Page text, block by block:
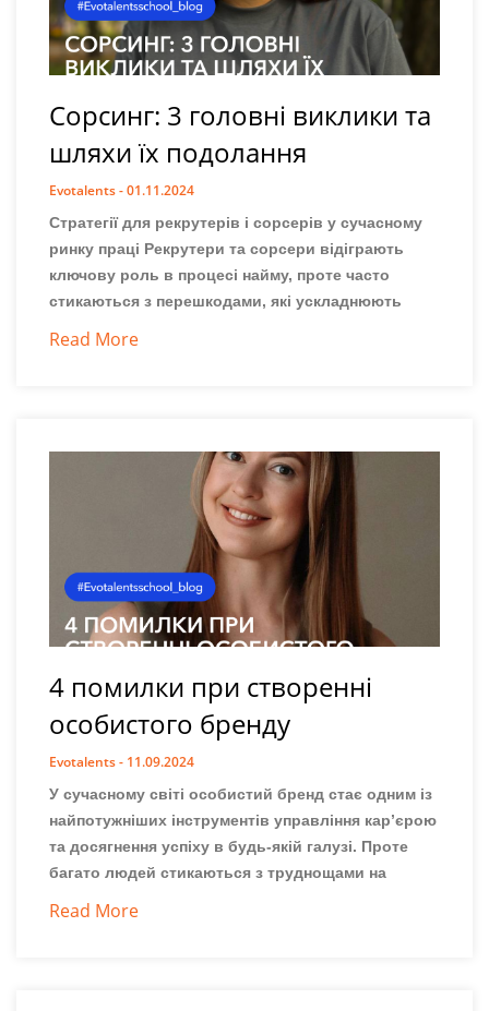
Сорсинг: 3 головні виклики та
шляхи їх подолання
Evotalents 01.11.2024
Стратегії для рекрутерів і сорсерів у сучасному
ринку праці Рекрутери та сорсери відіграють
ключову роль в процесі найму, проте часто
стикаються з перешкодами, які ускладнюють
Read More
4 помилки при створенні
особистого бренду
Evotalents 11.09.2024
У сучасному світі особистий бренд стає одним із
найпотужніших інструментів управління кар’єрою
та досягнення успіху в будь-якій галузі. Проте
багато людей стикаються з труднощами на
Read More